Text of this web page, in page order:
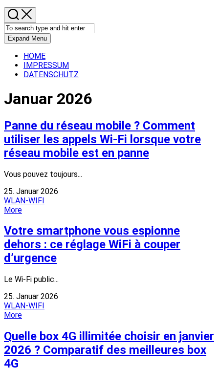
Expand Menu
HOME
IMPRESSUM
DATENSCHUTZ
Januar 2026
Panne du réseau mobile ? Comment
utiliser les appels Wi-Fi lorsque votre
réseau mobile est en panne
Vous pouvez toujours...
25. Januar 2026
WLAN-WIFI
More
Votre smartphone vous espionne
dehors : ce réglage WiFi à couper
d’urgence
Le Wi-Fi public...
25. Januar 2026
WLAN-WIFI
More
Quelle box 4G illimitée choisir en janvier
2026 ? Comparatif des meilleures box
4G